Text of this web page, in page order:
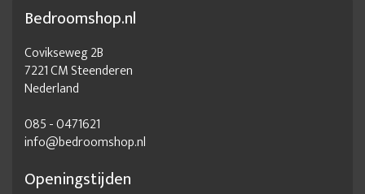
Bedroomshop.nl
Covikseweg 2B
7221 CM Steenderen
Nederland
085 - 0471621
info@bedroomshop.nl
Openingstijden